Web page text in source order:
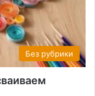
Без рубрики